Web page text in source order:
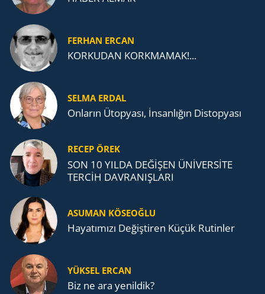
FERHAN ERCAN
KORKUDAN KORKMAMAK!...
SELMA ERDAL
Onların Ütopyası, İnsanlığın Distopyası
RECEP ÖREK
SON 10 YILDA DEĞİŞEN ÜNİVERSİTE
TERCİH DAVRANIŞLARI
ASUMAN KÖSEOĞLU
Ha­ya­tı­mı­zı De­ğiş­ti­ren Küçük Ru­tin­ler
YÜKSEL ERCAN
Biz ne ara yenildik?